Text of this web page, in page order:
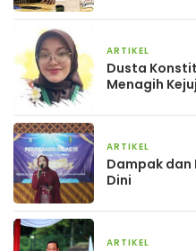
ARTIKEL
Dusta
Menagih
ARTIKEL
Dampak dan
Dini
ARTIKEL